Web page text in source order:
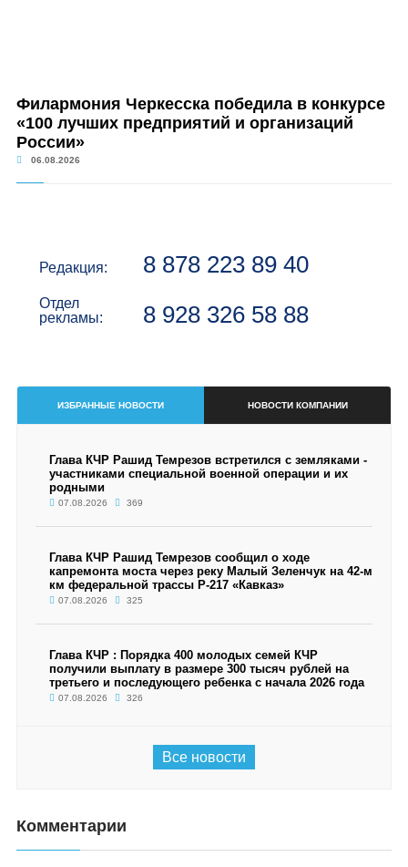
Филармония Черкесска победила в конкурсе
«100 лучших предприятий и организаций
России»
06.08.2026
Редакция: 8 878 223 89 40
Отдел
рекламы:
8 928 326 58 88
ИЗБРАННЫЕ НОВОСТИ НОВОСТИ КОМПАНИИ
Глава КЧР Рашид Темрезов встретился с земляками -
участниками специальной военной операции и их
родными
07.08.2026 369
Глава КЧР Рашид Темрезов сообщил о ходе
капремонта моста через реку Малый Зеленчук на 42-м
км федеральной трассы Р-217 «Кавказ»
07.08.2026 325
Глава КЧР : Порядка 400 молодых семей КЧР
получили выплату в размере 300 тысяч рублей на
третьего и последующего ребенка с начала 2026 года
07.08.2026 326
Все новости
Комментарии